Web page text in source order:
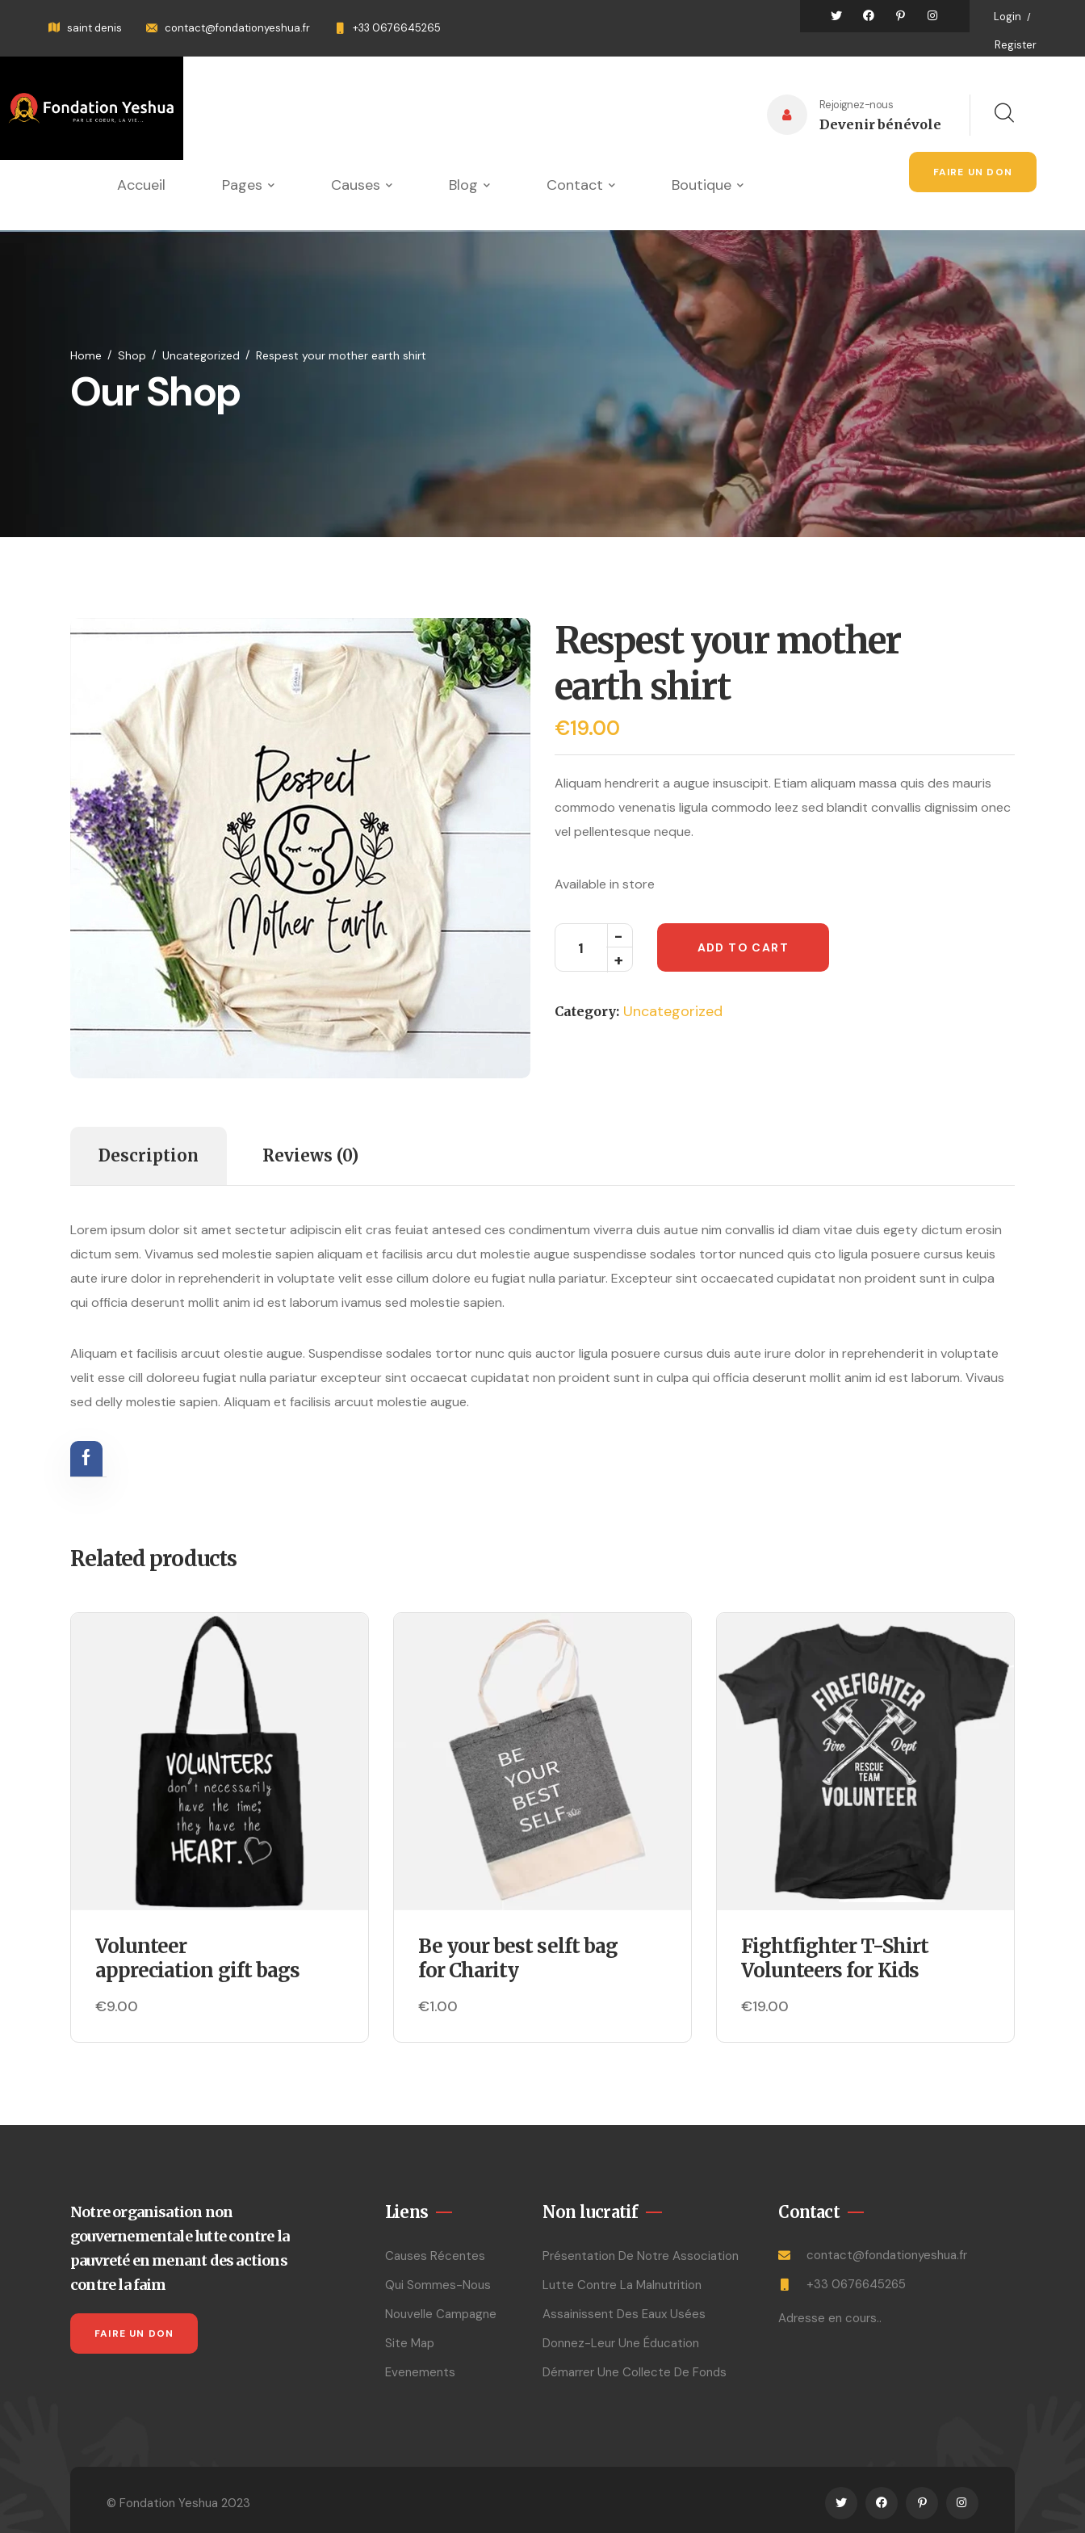
saint denis contact@fondationyeshua.fr +33 0676645265
Login /
Register
Accueil Pages Causes Blog Contact Boutique
Rejoignez-nous
Devenir bénévole
FAIRE UN DON
Our Shop
Home Shop Uncategorized Respest your mother earth shirt
Respest your mother
earth shirt
€19.00
Aliquam hendrerit a augue insuscipit. Etiam aliquam massa quis des mauris
commodo venenatis ligula commodo leez sed blandit convallis dignissim onec
vel pellentesque neque.
Available in store
ADD TO CART
Category: Uncategorized
Description Reviews (0)
Lorem ipsum dolor sit amet sectetur adipiscin elit cras feuiat antesed ces condimentum viverra duis autue nim convallis id diam vitae duis egety dictum erosin
dictum sem. Vivamus sed molestie sapien aliquam et facilisis arcu dut molestie augue suspendisse sodales tortor nunced quis cto ligula posuere cursus keuis
aute irure dolor in reprehenderit in voluptate velit esse cillum dolore eu fugiat nulla pariatur. Excepteur sint occaecated cupidatat non proident sunt in culpa
qui officia deserunt mollit anim id est laborum ivamus sed molestie sapien.
Aliquam et facilisis arcuut olestie augue. Suspendisse sodales tortor nunc quis auctor ligula posuere cursus duis aute irure dolor in reprehenderit in voluptate
velit esse cill doloreeu fugiat nulla pariatur excepteur sint occaecat cupidatat non proident sunt in culpa qui officia deserunt mollit anim id est laborum. Vivaus
sed delly molestie sapien. Aliquam et facilisis arcuut molestie augue.
Related products
Volunteer
appreciation gift bags
€9.00
Be your best selft bag
for Charity
€1.00
Fightfighter T-Shirt
Volunteers for Kids
€19.00
Notre organisation non
gouvernementale lutte contre la
pauvreté en menant des actions
contre la faim
FAIRE UN DON
Liens
Causes Récentes
Qui Sommes-Nous
Nouvelle Campagne
Site Map
Evenements
Non lucratif
Présentation De Notre Association
Lutte Contre La Malnutrition
Assainissent Des Eaux Usées
Donnez-Leur Une Éducation
Démarrer Une Collecte De Fonds
Contact
contact@fondationyeshua.fr
+33 0676645265
Adresse en cours..
© Fondation Yeshua 2023